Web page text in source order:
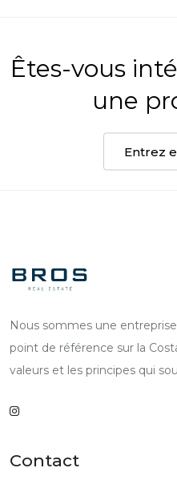
Êtes-vous
une
Entrez
Nous sommes une
point de référence sur la
valeurs et les principes qui
Contact